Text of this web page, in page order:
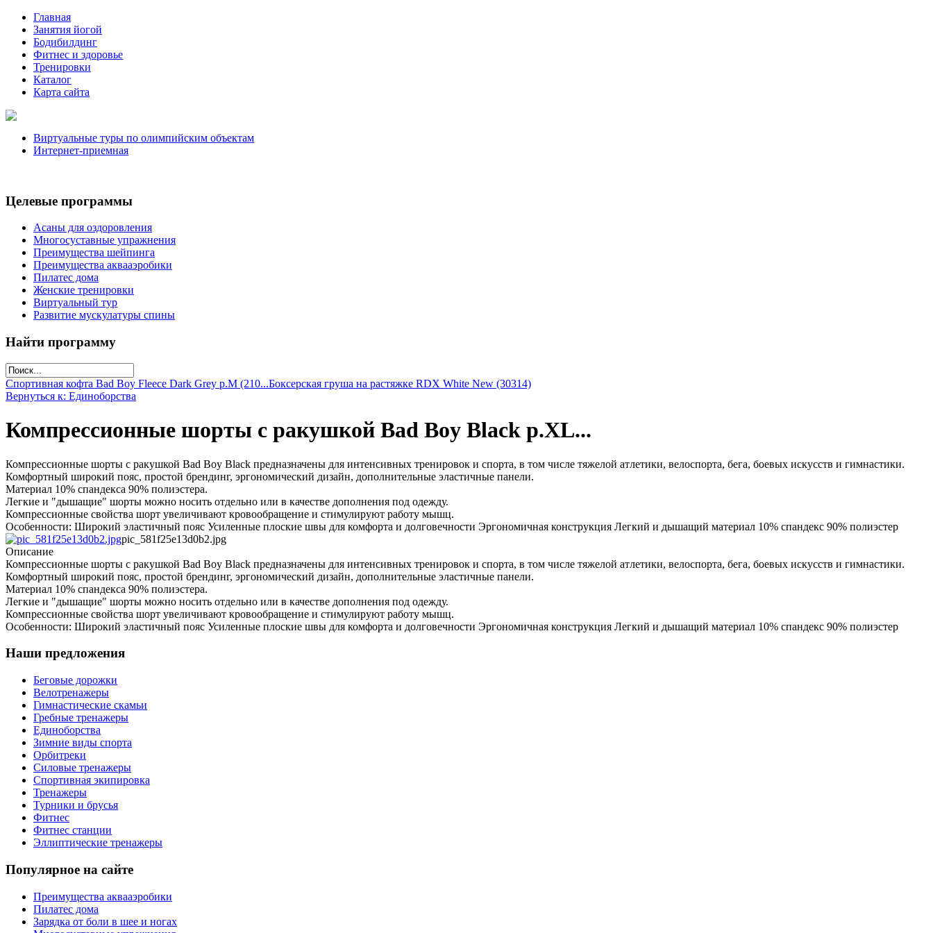
Главная
Занятия йогой
Бодибилдинг
Фитнес и здоровье
Тренировки
Каталог
Карта сайта
Виртуальные туры по олимпийским объектам
Интернет-приемная
Целевые программы
Асаны для оздоровления
Многосуставные упражнения
Преимущества шейпинга
Преимущества аквааэробики
Пилатес дома
Женские тренировки
Виртуальный тур
Развитие мускулатуры спины
Найти программу
Спортивная кофта Bad Boy Fleece Dark Grey р.M (210...Боксерская груша на растяжке RDX White New (30314)
Вернуться к: Единоборства
Компрессионные шорты с ракушкой Bad Boy Black р.XL...
Компрессионные шорты с ракушкой Bad Boy Black предназначены для интенсивных тренировок и спорта, в том числе тяжелой атлетики, велоспорта, бега, боевых искусств и гимнастики.
Комфортный широкий пояс, простой брендинг, эргономический дизайн, дополнительные эластичные панели.
Материал 10% спандекса 90% полиэстера.
Легкие и "дышащие" шорты можно носить отдельно или в качестве дополнения под одежду.
Компрессионные свойства шорт увеличивают кровообращение и стимулируют работу мышц.
Особенности: Широкий эластичный пояс Усиленные плоские швы для комфорта и долговечности Эргономичная конструкция Легкий и дышащий материал 10% спандекс 90% полиэстер
pic_581f25e13d0b2.jpg
Описание
Компрессионные шорты с ракушкой Bad Boy Black предназначены для интенсивных тренировок и спорта, в том числе тяжелой атлетики, велоспорта, бега, боевых искусств и гимнастики.
Комфортный широкий пояс, простой брендинг, эргономический дизайн, дополнительные эластичные панели.
Материал 10% спандекса 90% полиэстера.
Легкие и "дышащие" шорты можно носить отдельно или в качестве дополнения под одежду.
Компрессионные свойства шорт увеличивают кровообращение и стимулируют работу мышц.
Особенности: Широкий эластичный пояс Усиленные плоские швы для комфорта и долговечности Эргономичная конструкция Легкий и дышащий материал 10% спандекс 90% полиэстер
Наши предложения
Беговые дорожки
Велотренажеры
Гимнастические скамьи
Гребные тренажеры
Единоборства
Зимние виды спорта
Орбитреки
Силовые тренажеры
Спортивная экипировка
Тренажеры
Турники и брусья
Фитнес
Фитнес станции
Эллиптические тренажеры
Популярное на сайте
Преимущества аквааэробики
Пилатес дома
Зарядка от боли в шее и ногах